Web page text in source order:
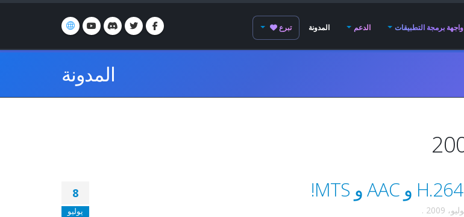
واجهة برمجة التطبيقات الدعم المدونة تبرع
المدونة
8
يوليو .